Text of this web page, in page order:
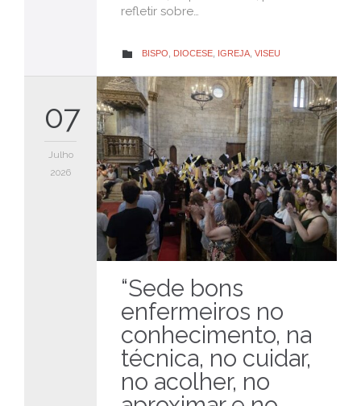
refletir sobre…
 CATEGORY
BISPO DIOCESE IGREJA VISEU
07
Julho
2026
“Sede bons
enfermeiros no
conhecimento, na
técnica, no cuidar,
no acolher, no